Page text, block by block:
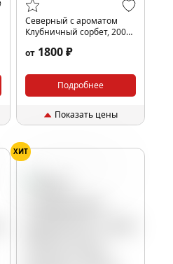
Северный с ароматом
Клубничный сорбет, 200
от 1800 ₽
Подробнее
Показать цены
ХИТ